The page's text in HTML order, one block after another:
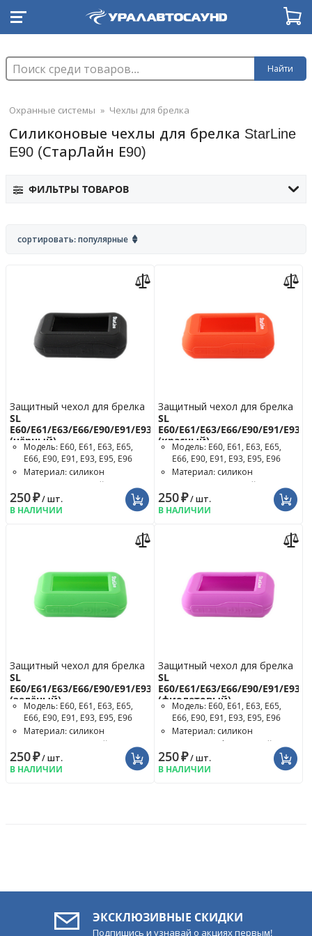
Найти
Охранные системы » Чехлы для брелка
Силиконовые чехлы для брелка StarLine
E90 (СтарЛайн Е90)
ФИЛЬТРЫ ТОВАРОВ
сортировать: популярные
Защитный чехол для брелка
SL
E60/E61/E63/E66/E90/E91/E93/E96
(чёрный)
Модель: E60, E61, E63, E65,
E66, E90, E91, E93, E95, E96
Материал: силикон
Цвет чехла: чёрный
250₽/ шт.
В НАЛИЧИИ
Защитный чехол для брелка
SL
E60/E61/E63/E66/E90/E91/E93/
(красный)
Модель: E60, E61, E63, E65,
E66, E90, E91, E93, E95, E96
Материал: силикон
Цвет чехла: красный
250₽/ шт.
В НАЛИЧИИ
Защитный чехол для брелка
SL
E60/E61/E63/E66/E90/E91/E93/E96
(зелёный)
Модель: E60, E61, E63, E65,
E66, E90, E91, E93, E95, E96
Материал: силикон
Цвет чехла: зелёный
250₽/ шт.
В НАЛИЧИИ
Защитный чехол для брелка
SL
E60/E61/E63/E66/E90/E91/E93/
(фиолетовый)
Модель: E60, E61, E63, E65,
E66, E90, E91, E93, E95, E96
Материал: силикон
Цвет чехла: фиолетовый
250₽/ шт.
В НАЛИЧИИ
ЭКСКЛЮЗИВНЫЕ СКИДКИ
Подпишись и узнавай о акциях первым!